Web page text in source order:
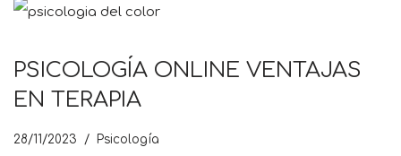
PSICOLOGÍA ONLINE VENTAJAS
EN TERAPIA
28/11/2023 Psicología